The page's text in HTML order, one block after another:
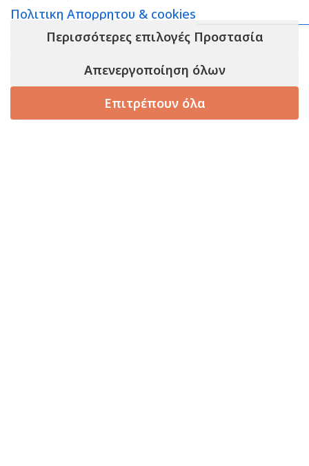
ΑΥΓΟΥΣΤΟ και αποστελλονται αμεσα οι
παραγγελιες σας , το φυσικο μας
καταστημα στον ΧΟΛΑΡΓΟ θα ειναι
ΚΛΕΙΣΤΟ για παραλαβες απο 10/8 εως 23/8,
2106514570 Χάρτης
επικοινωνίας αποθήκης : 6976890700
Τηλεφωνο εξυπηρετησης πελατων e-shop : 2106540303
Ωράριο εξυπηρέτησης : 09:00-17:00
Πολιτικη Απορρητου & cookies
Περισσότερες επιλογές Προστασία
Απενεργοποίηση όλων
Επιτρέπουν όλα